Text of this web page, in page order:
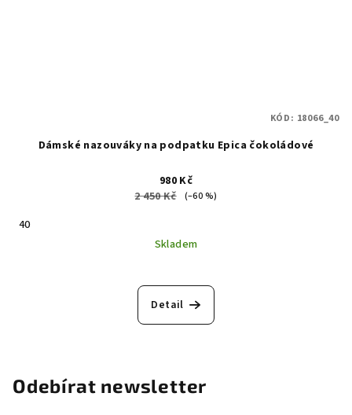
Dámské nazouváky na podpatku Epica čokoládové
980 Kč
2 450 Kč
(–60 %)
40
Skladem
Detail
KÓD: 18066_40
Odebírat newsletter